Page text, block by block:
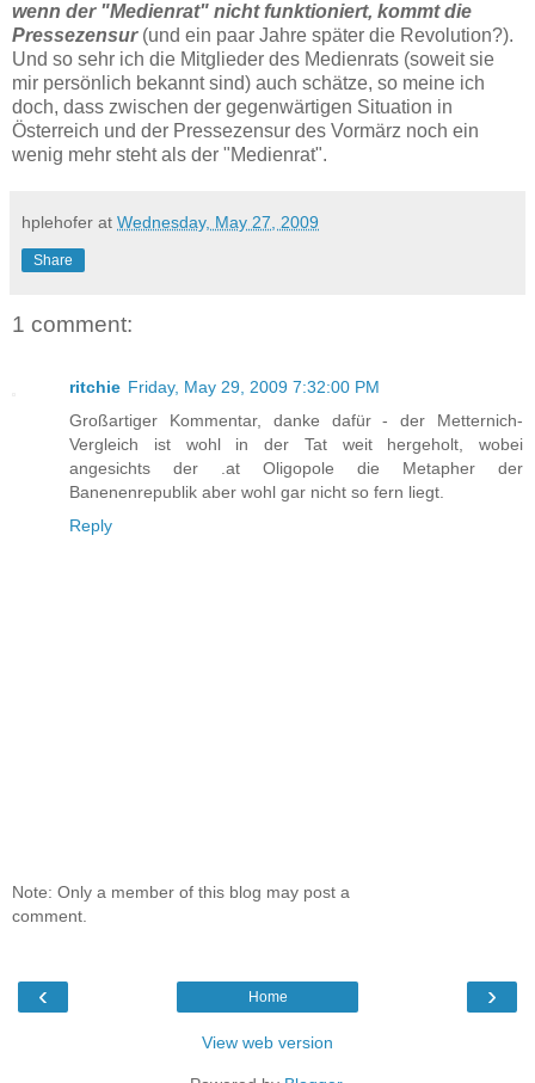
wenn der "Medienrat" nicht funktioniert, kommt die
Pressezensur(und ein paar Jahre später die Revolution?).
Und so sehr ich die Mitglieder des Medienrats (soweit sie
mir persönlich bekannt sind) auch schätze, so meine ich
doch, dass zwischen der gegenwärtigen Situation in
Österreich und der Pressezensur des Vormärz noch ein
wenig mehr steht als der "Medienrat".
hplehofer at Wednesday, May 27, 2009
Share
1 comment:
ritchie Friday, May 29, 2009 7:32:00 PM
Großartiger Kommentar, danke dafür - der Metternich-
Vergleich ist wohl in der Tat weit hergeholt, wobei
angesichts der .at Oligopole die Metapher der
Banenenrepublik aber wohl gar nicht so fern liegt.
Reply
Note: Only a member of this blog may post a
comment.
‹ ›
Home
View web version